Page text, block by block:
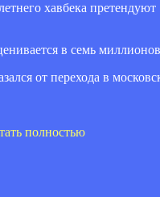
хавбека
в семь
от перехода в
полностью